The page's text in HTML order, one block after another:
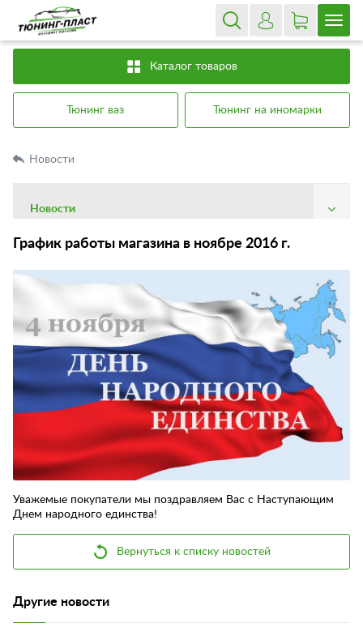
Каталог товаров
Тюнинг ваз Тюнинг на иномарки
Новости
О компании
Новости
Доставка
Гарантия
Контакты
Отзывы
График работы магазина в ноябре 2016 г.
Уважемые покупатели мы поздравляем Вас с Наступающим
Днем народного единства!
Вернуться к списку новостей
Другие новости